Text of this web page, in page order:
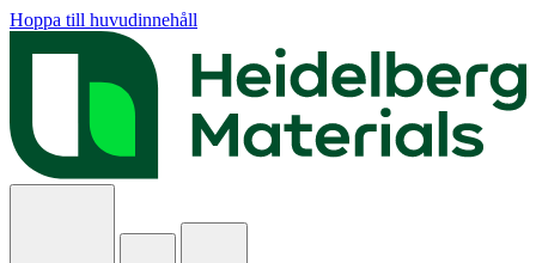
Hoppa till huvudinnehåll